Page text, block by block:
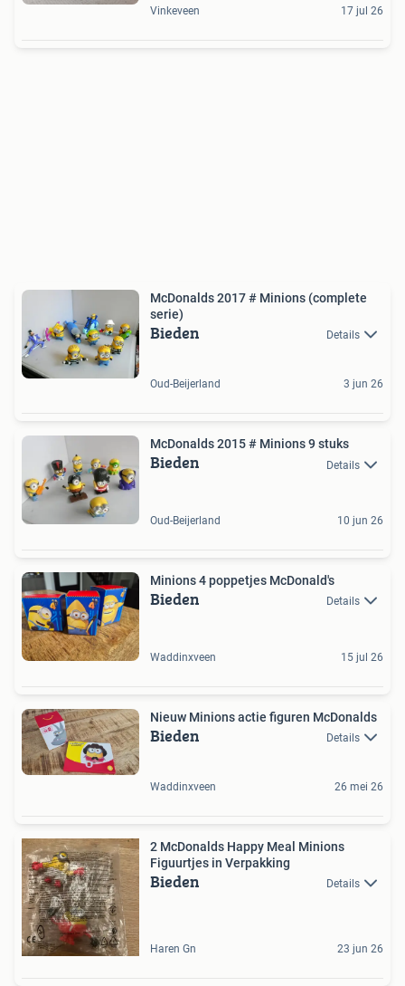
Vinkeveen 17 jul 26
McDonalds 2017 # Minions (complete
serie)
Bieden Details
Oud-Beijerland 3 jun 26
McDonalds 2015 # Minions 9 stuks
Bieden Details
Oud-Beijerland 10 jun 26
Minions 4 poppetjes McDonald's
Bieden Details
Waddinxveen 15 jul 26
Nieuw Minions actie figuren McDonalds
Bieden Details
Waddinxveen 26 mei 26
2 McDonalds Happy Meal Minions
Figuurtjes in Verpakking
Bieden Details
Haren Gn 23 jun 26